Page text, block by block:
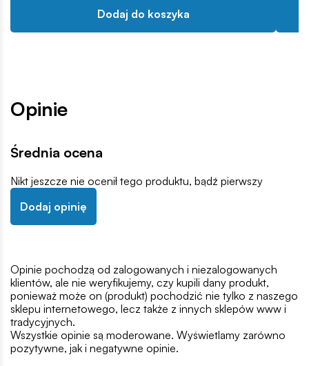
Dodaj do koszyka
Opinie
Średnia ocena
Nikt jeszcze nie ocenił tego produktu, bądź pierwszy
Dodaj opinię
Opinie pochodzą od zalogowanych i niezalogowanych
klientów, ale nie weryfikujemy, czy kupili dany produkt,
ponieważ może on (produkt) pochodzić nie tylko z naszego
sklepu internetowego, lecz także z innych sklepów www i
tradycyjnych.
Wszystkie opinie są moderowane. Wyświetlamy zarówno
pozytywne, jak i negatywne opinie.